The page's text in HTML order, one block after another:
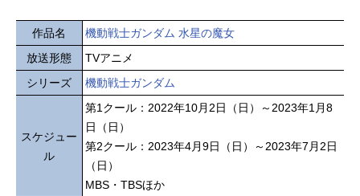
作品名
機動戦士ガンダム 水星の魔女
放送形態
TVアニメ
シリーズ
機動戦士ガンダム
スケジュー
ル
第1クール：2022年10月2日（日）～2023年1月8
日（日）
第2クール：2023年4月9日（日）～2023年7月2日
（日）
MBS・TBSほか